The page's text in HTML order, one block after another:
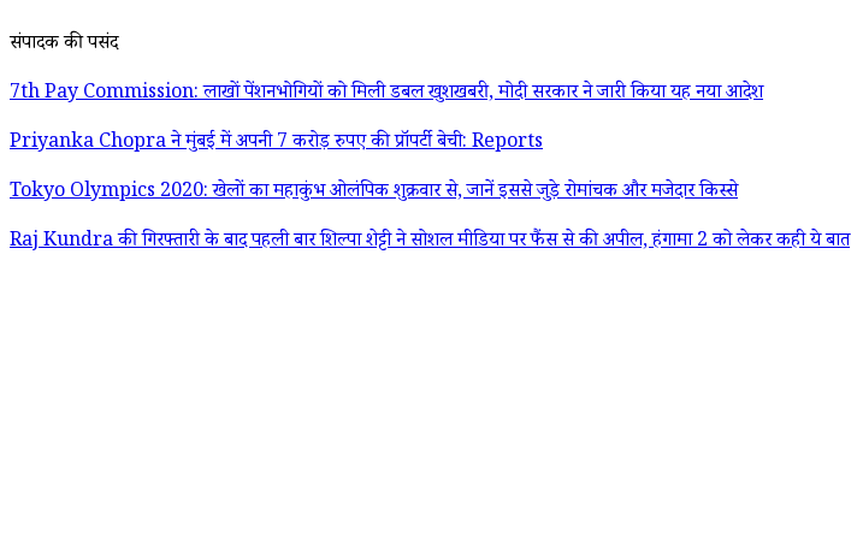
संपादक की पसंद
7th Pay Commission: लाखों पेंशनभोगियों को मिली डबल खुशखबरी, मोदी सरकार ने जारी किया यह नया आदेश
Priyanka Chopra ने मुंबई में अपनी 7 करोड़ रुपए की प्रॉपर्टी बेची: Reports
Tokyo Olympics 2020: खेलों का महाकुंभ ओलंपिक शुक्रवार से, जानें इससे जुड़े रोमांचक और मजेदार किस्से
Raj Kundra की गिरफ्तारी के बाद पहली बार शिल्पा शेट्टी ने सोशल मीडिया पर फैंस से की अपील, हंगामा 2 को लेकर कही ये बात